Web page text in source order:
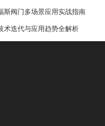
斯阀门多场景应用实战指南
术迭代与应用趋势全解析